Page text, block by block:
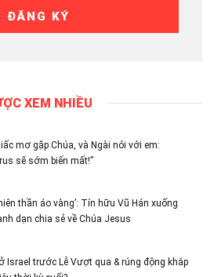
XEM NHIỀU
mơ gặp Chúa, và Ngài nói với em:
sẽ sớm biến mất!”
thần áo vàng’: Tín hữu Vũ Hán xuống
dạn chia sẻ về Chúa Jesus
Israel trước Lễ Vượt qua & rúng động khắp